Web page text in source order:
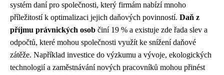
systém daní pro společnosti, který firmám nabízí mnoho
příležitostí k optimalizaci jejich daňových povinností. Daň z
příjmu právnických osob činí 19 % a existuje zde řada slev a
odpočtů, které mohou společnosti využít ke snížení daňové
zátěže. Například investice do výzkumu a vývoje, ekologických
technologií a zaměstnávání nových pracovníků mohou přinést